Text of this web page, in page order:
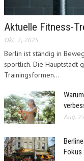
Aktuelle Fitness-
Okt. 7, 2025
Berlin ist ständig in
sportlich. Die Hauptstadt
Trainingsformen...
Aug.
Fokus